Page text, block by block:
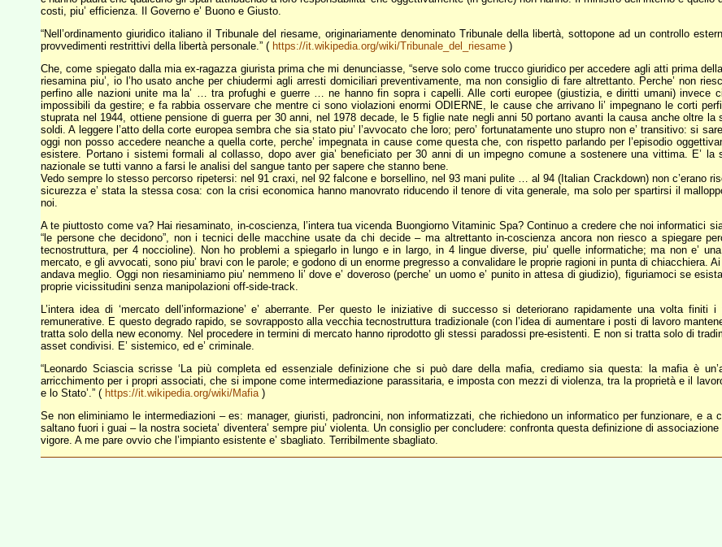
costi, piu’ efficienza. Il Governo e’ Buono e Giusto.
“Nell’ordinamento giuridico italiano il Tribunale del riesame, originariamente denominato Tribunale della libertà, sottopone ad un controllo
provvedimenti restrittivi della libertà personale.” ( https://it.wikipedia.org/wiki/Tribunale_del_riesame )
Che, come spiegato dalla mia ex-ragazza giurista prima che mi denunciasse, “serve solo come trucco giuridico per accedere agli atti prima
riesamina piu’, io l’ho usato anche per chiudermi agli arresti domiciliari preventivamente, ma non consiglio di fare altrettanto. Perche’ non
perfino alle nazioni unite ma la’ … tra profughi e guerre … ne hanno fin sopra i capelli. Alle corti europee (giustizia, e diritti umani) invece
impossibili da gestire; e fa rabbia osservare che mentre ci sono violazioni enormi ODIERNE, le cause che arrivano li’ impegnano le corti
stuprata nel 1944, ottiene pensione di guerra per 30 anni, nel 1978 decade, le 5 figlie nate negli anni 50 portano avanti la causa anche oltre la
soldi. A leggere l’atto della corte europea sembra che sia stato piu’ l’avvocato che loro; pero’ fortunatamente uno stupro non e’ transitivo: si
oggi non posso accedere neanche a quella corte, perche’ impegnata in cause come questa che, con rispetto parlando per l’episodio
esistere. Portano i sistemi formali al collasso, dopo aver gia’ beneficiato per 30 anni di un impegno comune a sostenere una vittima. E’
nazionale se tutti vanno a farsi le analisi del sangue tanto per sapere che stanno bene.
Vedo sempre lo stesso percorso ripetersi: nel 91 craxi, nel 92 falcone e borsellino, nel 93 mani pulite … al 94 (Italian Crackdown) non c’erano
sicurezza e’ stata la stessa cosa: con la crisi economica hanno manovrato riducendo il tenore di vita generale, ma solo per spartirsi il
noi.
A te piuttosto come va? Hai riesaminato, in-coscienza, l’intera tua vicenda Buongiorno Vitaminic Spa? Continuo a credere che noi informatici
“le persone che decidono”, non i tecnici delle macchine usate da chi decide – ma altrettanto in-coscienza ancora non riesco a spiegare
tecnostruttura, per 4 noccioline). Non ho problemi a spiegarlo in lungo e in largo, in 4 lingue diverse, piu’ quelle informatiche; ma non e’
mercato, e gli avvocati, sono piu’ bravi con le parole; e godono di un enorme pregresso a convalidare le proprie ragioni in punta di chiacchiera.
andava meglio. Oggi non riesaminiamo piu’ nemmeno li’ dove e’ doveroso (perche’ un uomo e’ punito in attesa di giudizio), figuriamoci se
proprie vicissitudini senza manipolazioni off-side-track.
L’intera idea di ‘mercato dell’informazione’ e’ aberrante. Per questo le iniziative di successo si deteriorano rapidamente una volta
remunerative. E questo degrado rapido, se sovrapposto alla vecchia tecnostruttura tradizionale (con l’idea di aumentare i posti di lavoro
tratta solo della new economy. Nel procedere in termini di mercato hanno riprodotto gli stessi paradossi pre-esistenti. E non si tratta solo di
asset condivisi. E’ sistemico, ed e’ criminale.
“Leonardo Sciascia scrisse ‘La più completa ed essenziale definizione che si può dare della mafia, crediamo sia questa: la mafia è
arricchimento per i propri associati, che si impone come intermediazione parassitaria, e imposta con mezzi di violenza, tra la proprietà e il
e lo Stato’.” ( https://it.wikipedia.org/wiki/Mafia)
Se non eliminiamo le intermediazioni – es: manager, giuristi, padroncini, non informatizzati, che richiedono un informatico per funzionare, e a
saltano fuori i guai – la nostra societa’ diventera’ sempre piu’ violenta. Un consiglio per concludere: confronta questa definizione di
vigore. A me pare ovvio che l’impianto esistente e’ sbagliato. Terribilmente sbagliato.